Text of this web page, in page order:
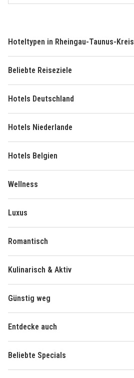
Hoteltypen in Rheingau-Taunus-Kreis
Beliebte Reiseziele
Hotels Deutschland
Hotels Niederlande
Hotels Belgien
Wellness
Luxus
Romantisch
Kulinarisch & Aktiv
Günstig weg
Entdecke auch
Beliebte Specials